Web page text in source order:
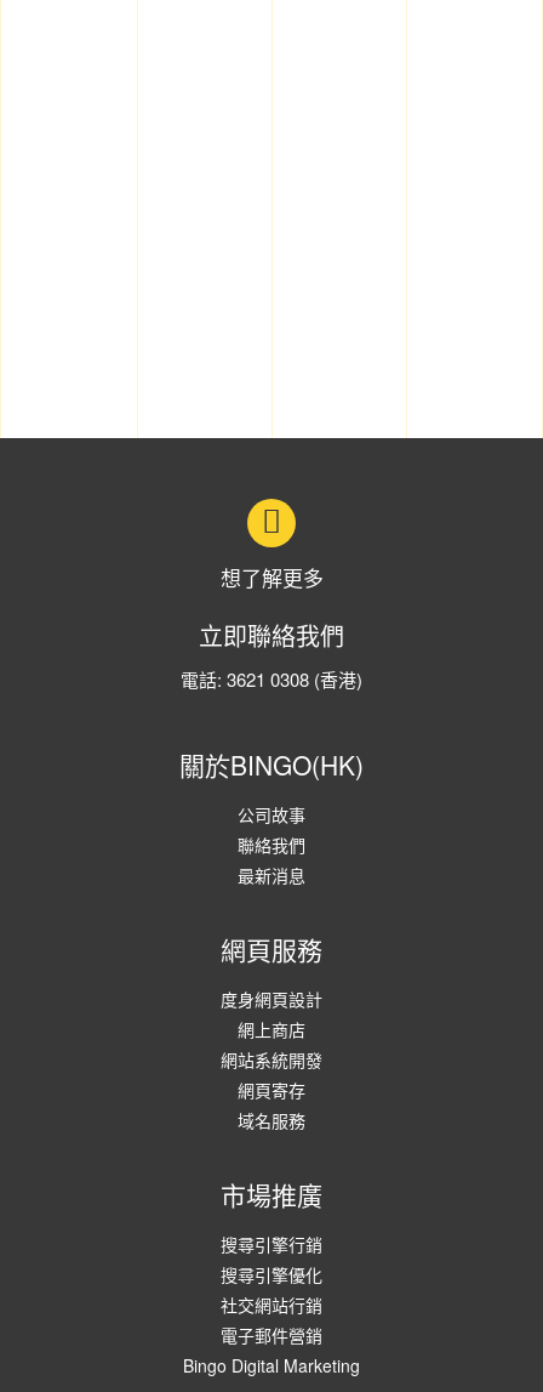
想了解更多
立即聯絡我們
電話: 3621 0308 (香港)
關於BINGO(HK)
公司故事
聯絡我們
最新消息
網頁服務
度身網頁設計
網上商店
網站系統開發
網頁寄存
域名服務
市場推廣
搜尋引擎行銷
搜尋引擎優化
社交網站行銷
電子郵件營銷
Bingo Digital Marketing